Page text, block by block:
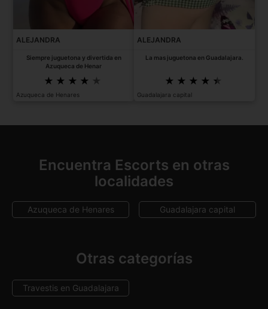
ALEJANDRA
Siempre juguetona y divertida en
Azuqueca de Henar
Azuqueca de Henares
ALEJANDRA
La mas juguetona en Guadalajara.
Guadalajara capital
Encuentra Escorts en otras
localidades
Azuqueca de Henares Guadalajara capital
Otras categorías
Travestis en Guadalajara